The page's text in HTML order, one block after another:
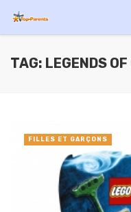
TAG: LEGENDS
FILLES ET GARÇONS